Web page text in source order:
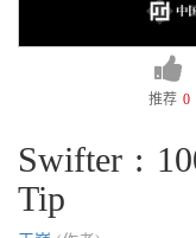
推荐 0
Swifter :
Tip